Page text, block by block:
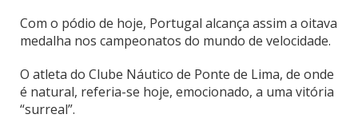
Com o pódio de hoje, Portugal alcança assim a oitava
medalha nos campeonatos do mundo de velocidade.
O atleta do Clube Náutico de Ponte de Lima, de onde
é natural, referia-se hoje, emocionado, a uma vitória
“surreal”.